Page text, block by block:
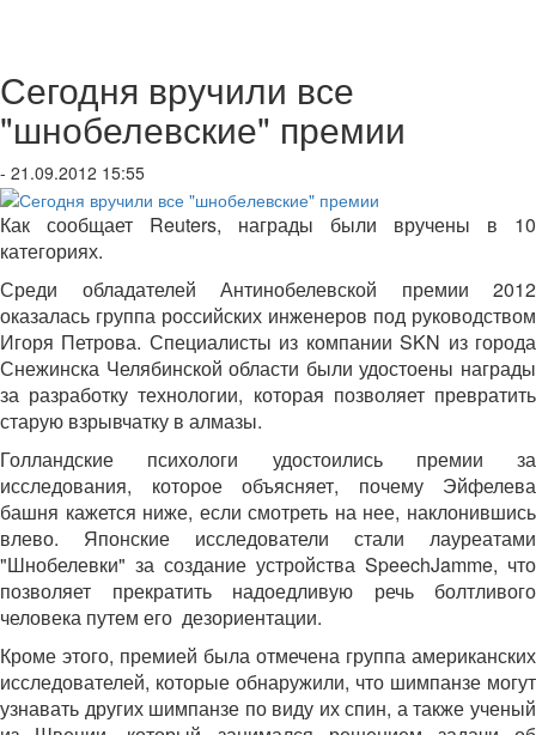
Сегодня вручили все
"шнобелевские" премии
- 21.09.2012 15:55
Как сообщает Reuters, награды были вручены в 10
категориях.
Среди обладателей Антинобелевской премии 2012
оказалась группа российских инженеров под руководством
Игоря Петрова. Специалисты из компании SKN из города
Снежинска Челябинской области были удостоены награды
за разработку технологии, которая позволяет превратить
старую взрывчатку в алмазы.
Голландские психологи удостоились премии за
исследования, которое объясняет, почему Эйфелева
башня кажется ниже, если смотреть на нее, наклонившись
влево. Японские исследователи стали лауреатами
"Шнобелевки" за создание устройства SpeechJamme, что
позволяет прекратить надоедливую речь болтливого
человека путем его дезориентации.
Кроме этого, премией была отмечена группа американских
исследователей, которые обнаружили, что шимпанзе могут
узнавать других шимпанзе по виду их спин, а также ученый